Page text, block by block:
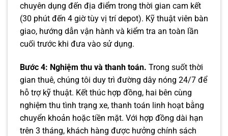
chuyên dụng đến địa điểm trong thời gian cam kết
(30 phút đến 4 giờ tùy vị trí depot). Kỹ thuật viên bàn
giao, hướng dẫn vận hành và kiểm tra an toàn lần
cuối trước khi đưa vào sử dụng.
Bước 4: Nghiệm thu và thanh toán. Trong suốt thời
gian thuê, chúng tôi duy trì đường dây nóng 24/7 để
hỗ trợ kỹ thuật. Kết thúc hợp đồng, hai bên cùng
nghiệm thu tình trạng xe, thanh toán linh hoạt bằng
chuyển khoản hoặc tiền mặt. Với hợp đồng dài hạn
trên 3 tháng, khách hàng được hưởng chính sách